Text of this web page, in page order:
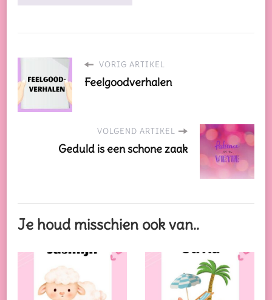
VORIG ARTIKEL
Feelgoodverhalen
VOLGEND ARTIKEL
Geduld is een schone zaak
Je houd misschien ook van..